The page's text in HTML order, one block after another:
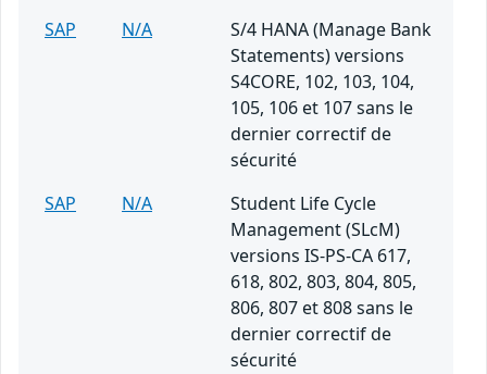
SAP
N/A
S/4 HANA (Manage Bank
Statements) versions
S4CORE, 102, 103, 104,
105, 106 et 107 sans le
dernier correctif de
sécurité
SAP
N/A
Student Life Cycle
Management (SLcM)
versions IS-PS-CA 617,
618, 802, 803, 804, 805,
806, 807 et 808 sans le
dernier correctif de
sécurité